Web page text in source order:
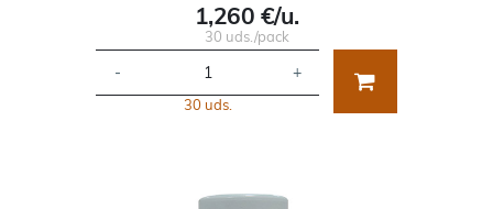
1,260 €/u.
30 uds./pack
- +
30 uds.